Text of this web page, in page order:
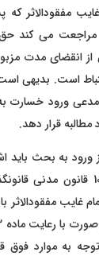
مفقودالاثر
مراجعت می کند
انقضای مدت
است. بدیهی
ورود خسارت
قرار دهد.
ورود به بحث باید
در مواد 1029 و 1030
غایب مفقودالاثر
به موارد فوق